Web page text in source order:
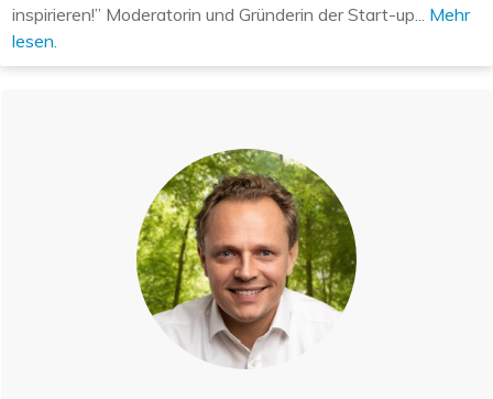
inspirieren!” Moderatorin und Gründerin der Start-up... Mehr
lesen.